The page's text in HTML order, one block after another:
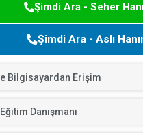
Şimdi Ara - Seher
Şimdi Ara - Aslı
Bilgisayardan Erişim
Danışmanı